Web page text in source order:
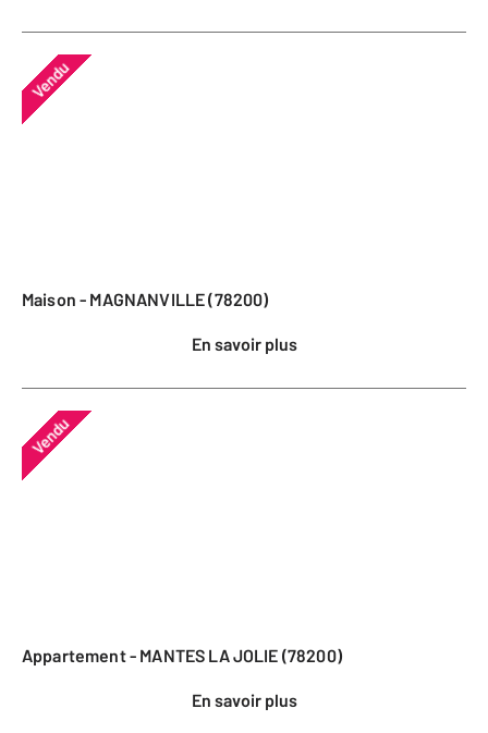
Vendu
Maison - MAGNANVILLE (78200)
En savoir plus
Vendu
Appartement - MANTES LA JOLIE (78200)
En savoir plus